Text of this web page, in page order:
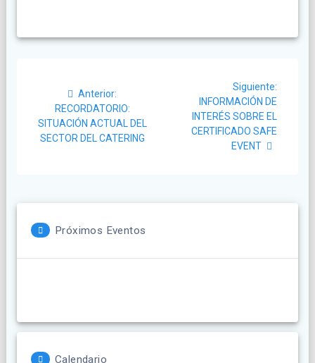
entradas
Anterior:
anterior:
RECORDATORIO:
SITUACIÓN ACTUAL DEL
SECTOR DEL CATERING
Siguiente:
INFORMACIÓN DE
INTERÉS SOBRE EL
CERTIFICADO SAFE
EVENT
Próximos Eventos
Calendario